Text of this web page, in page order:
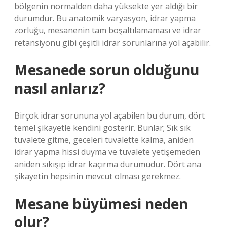
bölgenin normalden daha yüksekte yer aldığı bir
durumdur. Bu anatomik varyasyon, idrar yapma
zorluğu, mesanenin tam boşaltılamaması ve idrar
retansiyonu gibi çeşitli idrar sorunlarına yol açabilir.
Mesanede sorun olduğunu
nasıl anlarız?
Birçok idrar sorununa yol açabilen bu durum, dört
temel şikayetle kendini gösterir. Bunlar; Sık sık
tuvalete gitme, geceleri tuvalette kalma, aniden
idrar yapma hissi duyma ve tuvalete yetişemeden
aniden sıkışıp idrar kaçırma durumudur. Dört ana
şikayetin hepsinin mevcut olması gerekmez.
Mesane büyümesi neden
olur?